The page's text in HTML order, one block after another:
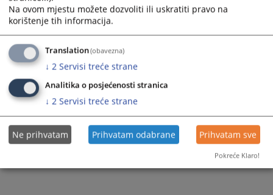
Na ovom mjestu možete dozvoliti ili uskratiti pravo na
korištenje tih informacija.
Translation(obavezna)
↓ 2 Servisi treće strane
Analitika o posjećenosti stranica
↓ 2 Servisi treće strane
Ne prihvatam Prihvatam odabrane Prihvatam sve
Pokreće Klaro!